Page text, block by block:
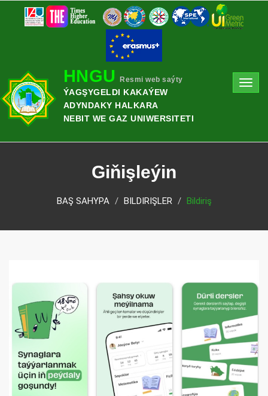
HNGU Resmi web saýty
ÝAGŞYGELDI KAKAÝEW
ADYNDAKY HALKARA
NEBIT WE GAZ UNIWERSITETI
Giňişleýin
BAŞ SAHYPA BILDIRIŞLER Bildiriş